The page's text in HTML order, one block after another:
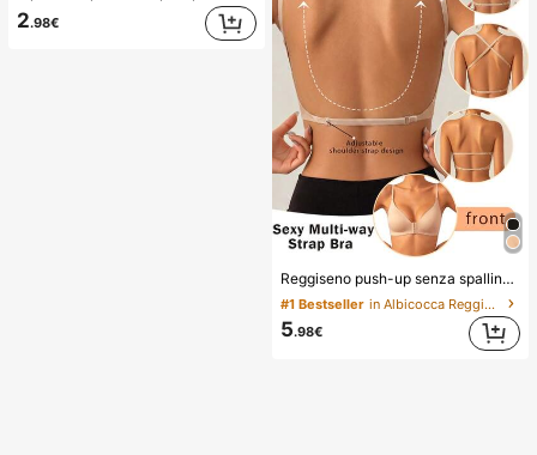
2.98€
Reggiseno push-up senza spalline crossover, design a U invisibile senza cuciture adatto per vari abiti, spalline regolabili, biancheria intima senza cuciture color carne per matrimonio/festa, chic & elegante, comfort tutto il giorno
#1 Bestseller in Albicocca Reggiseni e bralette da donna
5.98€